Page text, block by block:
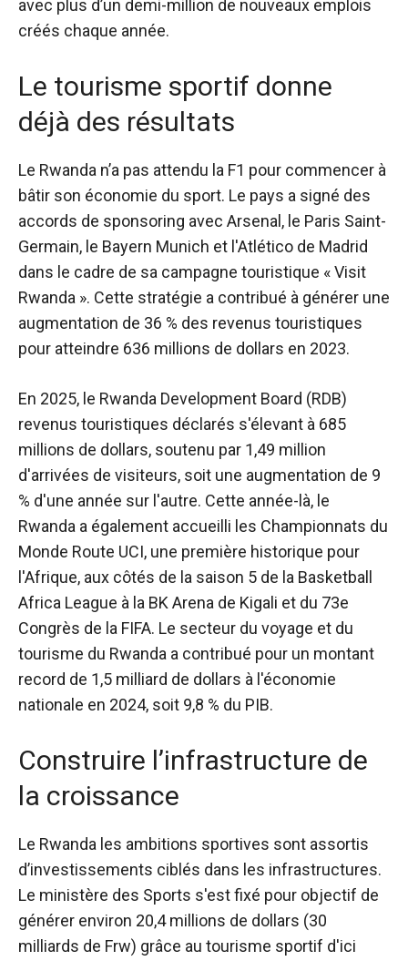
avec plus d’un demi-million de nouveaux emplois
créés chaque année.
Le tourisme sportif donne
déjà des résultats
Le Rwanda n’a pas attendu la F1 pour commencer à
bâtir son économie du sport. Le pays a signé des
accords de sponsoring avec Arsenal, le Paris Saint-
Germain, le Bayern Munich et l'Atlético de Madrid
dans le cadre de sa campagne touristique « Visit
Rwanda ». Cette stratégie a contribué à générer une
augmentation de 36 % des revenus touristiques
pour atteindre 636 millions de dollars en 2023.
En 2025, le Rwanda Development Board (RDB)
revenus touristiques déclarés s'élevant à 685
millions de dollars, soutenu par 1,49 million
d'arrivées de visiteurs, soit une augmentation de 9
% d'une année sur l'autre. Cette année-là, le
Rwanda a également accueilli les Championnats du
Monde Route UCI, une première historique pour
l'Afrique, aux côtés de la saison 5 de la Basketball
Africa League à la BK Arena de Kigali et du 73e
Congrès de la FIFA. Le secteur du voyage et du
tourisme du Rwanda a contribué pour un montant
record de 1,5 milliard de dollars à l'économie
nationale en 2024, soit 9,8 % du PIB.
Construire l’infrastructure de
la croissance
Le Rwanda les ambitions sportives sont assortis
d’investissements ciblés dans les infrastructures.
Le ministère des Sports s'est fixé pour objectif de
générer environ 20,4 millions de dollars (30
milliards de Frw) grâce au tourisme sportif d'ici